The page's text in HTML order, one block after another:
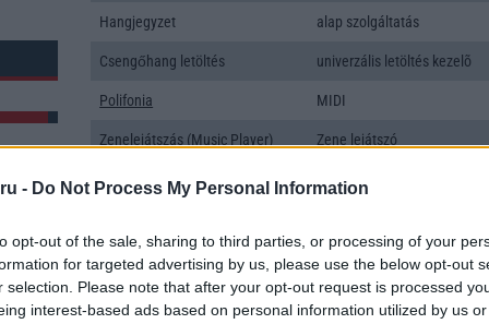
- Do Not Process My Personal Information
opt-out of the sale, sharing to third parties, or processing of your
for targeted advertising by us, please use the below opt-out
selection. Please note that after your opt-out request is processed
interest-based ads based on personal information utilized by us
2
Hangjegyzet alap szolgáltatás
Csengőhang letöltés univerzális letöltés kezelõ
Polifonia MIDI
Zenelejátszás (Music Player) Zene lejátszó
Rádió Nincs
Max. kamera felbontás (több
kamera esetén)
50 Mpixel
Video lejátszás 4K UHD lejátszó